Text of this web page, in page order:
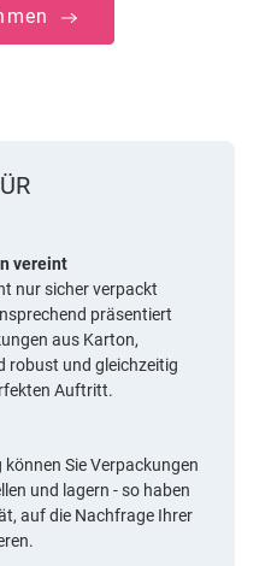
vereint
nur sicher verpackt
präsentiert
aus Karton,
robust und gleichzeitig
Auftritt.
Sie Verpackungen
und lagern - so haben
auf die Nachfrage Ihrer